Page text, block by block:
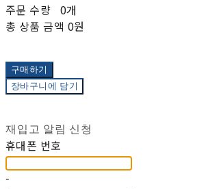
주문 수량 0개
총 상품 금액 0원
구매하기
장바구니에 담기
재입고 알림 신청
휴대폰 번호
-